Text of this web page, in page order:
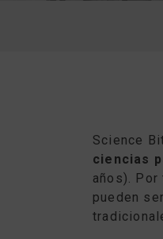
Science
ciencias
años).
pueden